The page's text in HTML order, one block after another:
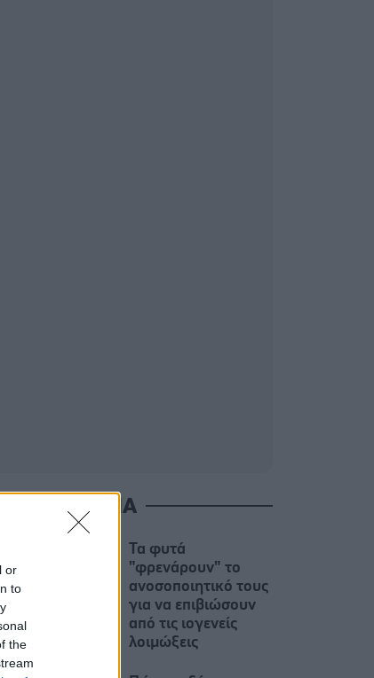
or
to
the
ΑΚΟΜΑ
Τα φυτά
"φρενάρουν" το
ανοσοποιητικό τους
για να επιβιώσουν
από τις ιογενείς
λοιμώξεις